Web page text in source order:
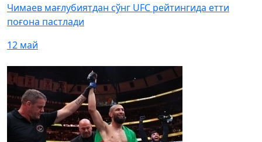
Чимаев мағлубиятдан сўнг UFC рейтингида етти
поғона пастлади
12 май